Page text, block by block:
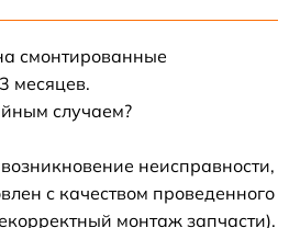
смонтированные
месяцев.
случаем?
неисправности,
с качеством проведенного
монтаж запчасти).